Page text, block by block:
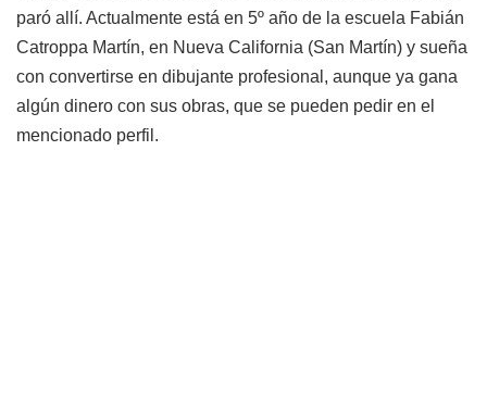
paró allí. Actualmente está en 5º año de la escuela Fabián
Catroppa Martín, en Nueva California (San Martín) y sueña
con convertirse en dibujante profesional, aunque ya gana
algún dinero con sus obras, que se pueden pedir en el
mencionado perfil.